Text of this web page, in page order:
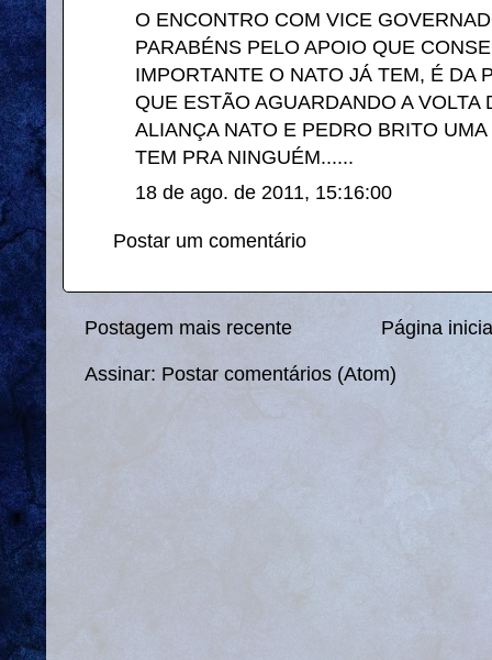
O ENCONTRO COM VICE
PARABÉNS PELO APOIO QUE
IMPORTANTE O NATO JÁ TEM, É DA
QUE ESTÃO AGUARDANDO A VOLTA
ALIANÇA NATO E PEDRO BRITO
TEM PRA NINGUÉM......
18 de ago. de 2011, 15:16:00
Postar um comentário
Postagem mais recente Página
Assinar: Postar comentários (Atom)